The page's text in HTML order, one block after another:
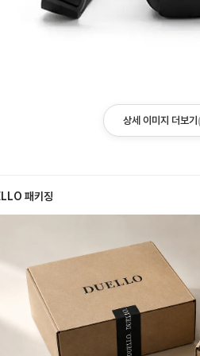
상세 이미지 더보기 (
패키징